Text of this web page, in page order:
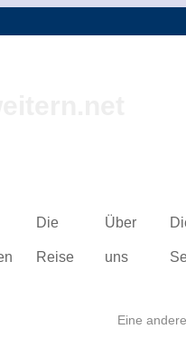
Die
Reise
Über
uns
Eine